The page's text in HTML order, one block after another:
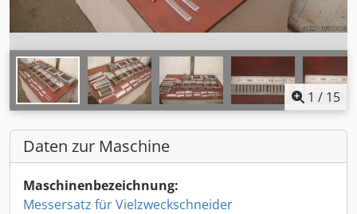
1 / 15
Daten zur Maschine
Maschinenbezeichnung:
Messersatz für Vielzweckschneider